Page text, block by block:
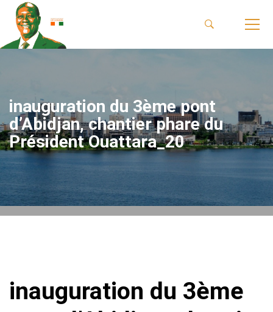
inauguration du 3ème pont
d’Abidjan, chantier phare du
Président Ouattara_20
inauguration du 3ème